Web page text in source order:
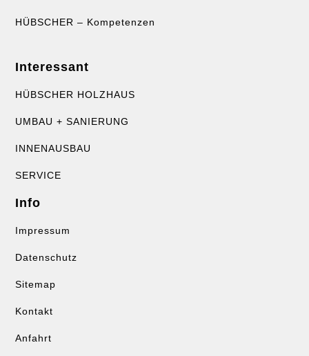
HÜBSCHER – Kompetenzen
Interessant
HÜBSCHER HOLZHAUS
UMBAU + SANIERUNG
INNENAUSBAU
SERVICE
Info
Impressum
Datenschutz
Sitemap
Kontakt
Anfahrt